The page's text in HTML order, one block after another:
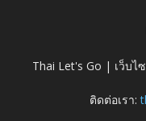
Thai Let's Go | เว็บไ
ติดต่อเรา: